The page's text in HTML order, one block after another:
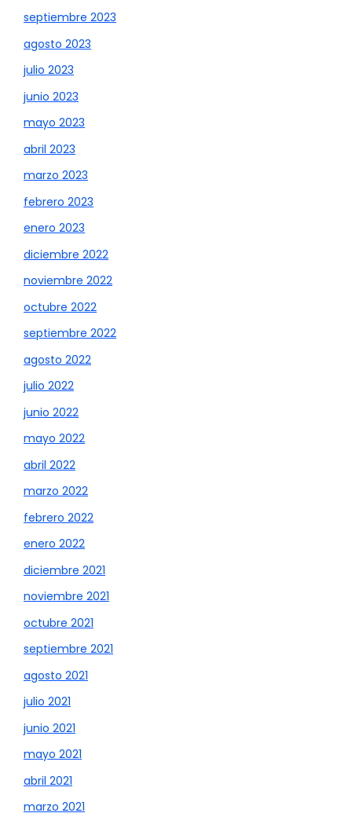
septiembre 2023
agosto 2023
julio 2023
junio 2023
mayo 2023
abril 2023
marzo 2023
febrero 2023
enero 2023
diciembre 2022
noviembre 2022
octubre 2022
septiembre 2022
agosto 2022
julio 2022
junio 2022
mayo 2022
abril 2022
marzo 2022
febrero 2022
enero 2022
diciembre 2021
noviembre 2021
octubre 2021
septiembre 2021
agosto 2021
julio 2021
junio 2021
mayo 2021
abril 2021
marzo 2021